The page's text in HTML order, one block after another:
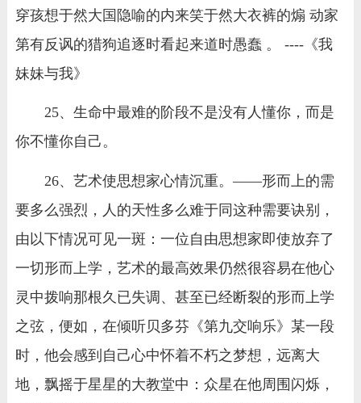
穿孩想于然大国隐喻的内来笑于然大衣裤的煽 动家
第有反讽的猎狗追逐时看起来道时愚蠢 。 ----《我
妹妹与我》
25、生命中最难的阶段不是没有人懂你，而是
你不懂你自己。
26、艺术使思想家心情沉重。——形而上的需
要多么强烈，人的天性多么难于同这种需要诀别，
由以下情况可见一斑：一位自由思想家即使放弃了
一切形而上学，艺术的最高效果仍然很容易在他心
灵中拨响那根久已失调、甚至已经断裂的形而上学
之弦，便如，在倾听贝多芬《第九交响乐》某一段
时，他会感到自己心中怀着不朽之梦想，远离大
地，飘摇于星星的大教堂中：众星在他周围闪烁，